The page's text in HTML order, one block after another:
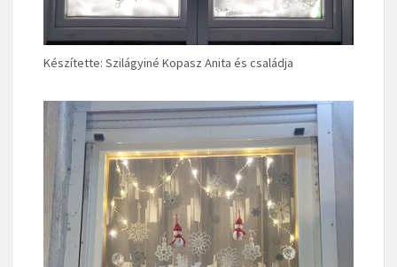
Készítette: Szilágyiné Kopasz Anita és családja